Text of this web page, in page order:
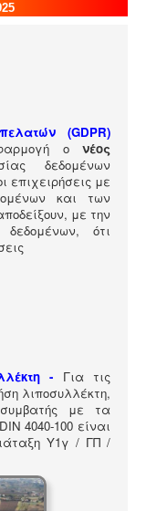
(GDPR)
ονέος
δεδομένων
επιχειρήσεις με
και των
με την
ότι
-
Για τις
λιποσυλλέκτη,
συμβατής με τα
4040-100 είναι
Υ1γ / ΓΠ /